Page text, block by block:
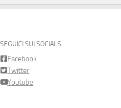
SEGUICI SUI SOCIALS
Facebook
Twitter
Youtube